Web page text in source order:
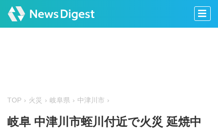
TOP 火災 岐阜県 中津川市
岐阜 中津川市蛭川付近で火災 延焼中